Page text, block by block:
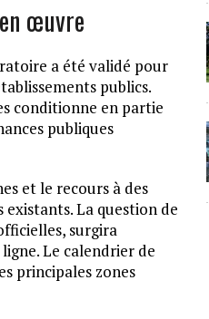
œuvre
a été validé pour
publics.
conditionne en partie
publiques
et le recours à des
La question de
surgira
Le calendrier de
principales zones